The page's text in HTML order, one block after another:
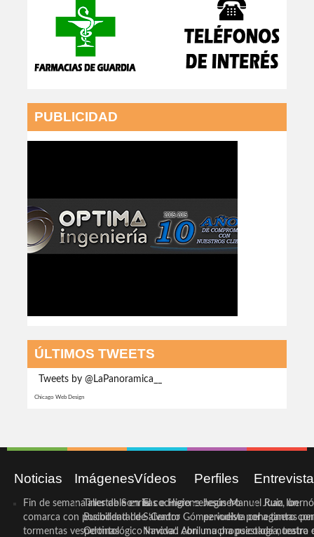
PUBLICIDAD
ÚLTIMOS TWEETS
Tweets by @LaPanoramica__
Chicago Web Design
Noticias
Fin de semana inestable en la
comarca con posibilidad de
tormentas vespertinas
Imágenes
Taller de Sonrisas e Higiene
Bucodental de ‘Centro
Odontológico Innova’. Abril
Vídeos
El cocinero ceheginero
Salvador Gómez vuelve por
Navidad con una propuesta
Perfiles
Jesús Manuel Ruiz, un
periodista ceheginero con
mucha psicología, teatro
Juan
a tantas
de nuestra